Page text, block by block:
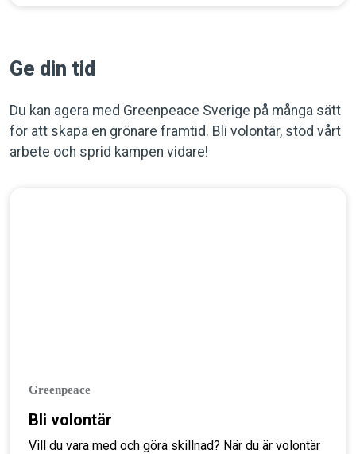
Ge din tid
Du kan agera med Greenpeace Sverige på många sätt
för att skapa en grönare framtid. Bli volontär, stöd vårt
arbete och sprid kampen vidare!
Greenpeace
Bli volontär
Vill du vara med och göra skillnad? När du är volontär